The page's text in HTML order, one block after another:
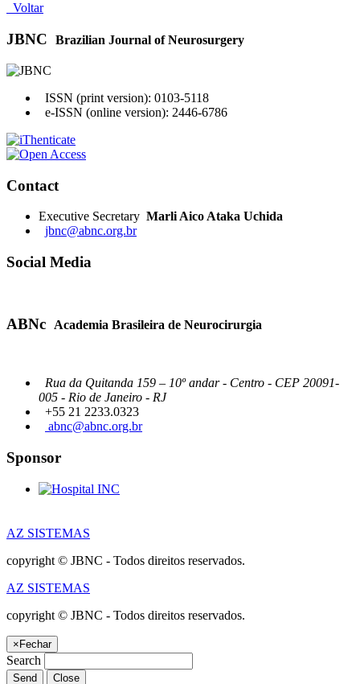
Voltar
JBNC Brazilian Journal of Neurosurgery
ISSN (print version): 0103-5118
e-ISSN (online version): 2446-6786
Contact
Executive Secretary Marli Aico Ataka Uchida
jbnc@abnc.org.br
Social Media
ABNc Academia Brasileira de Neurocirurgia
Rua da Quitanda 159 – 10º andar - Centro - CEP 20091-
005 - Rio de Janeiro - RJ
+55 21 2233.0323
abnc@abnc.org.br
Sponsor
AZ SISTEMAS
copyright © JBNC - Todos direitos reservados.
AZ SISTEMAS
copyright © JBNC - Todos direitos reservados.
×Fechar
Search
Send Close